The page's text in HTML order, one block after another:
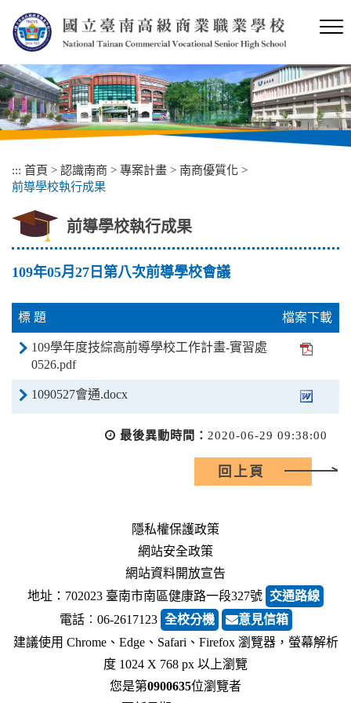
內
容
區
塊
::: 首頁 > 認識南商 > 專案計畫 > 南商優質化 >
前導學校執行成果
前導學校執行成果
109年05月27日第八次前導學校會議
標 題 檔案下載
109學年度技綜高前導學校工作計畫-實習處
0526.pdf
1090527會通.docx
最後異動時間： 2020-06-29 09:38:00
回上頁
隱私權保護政策
網站安全政策
網站資料開放宣告
地址：702023 臺南市南區健康路一段327號 交通路線
電話︰06-2617123 全校分機
意見信箱
建議使用 Chrome、Edge、Safari、Firefox 瀏覽器，螢幕解析
度 1024 X 768 px 以上瀏覽
您是第0900635位瀏覽者